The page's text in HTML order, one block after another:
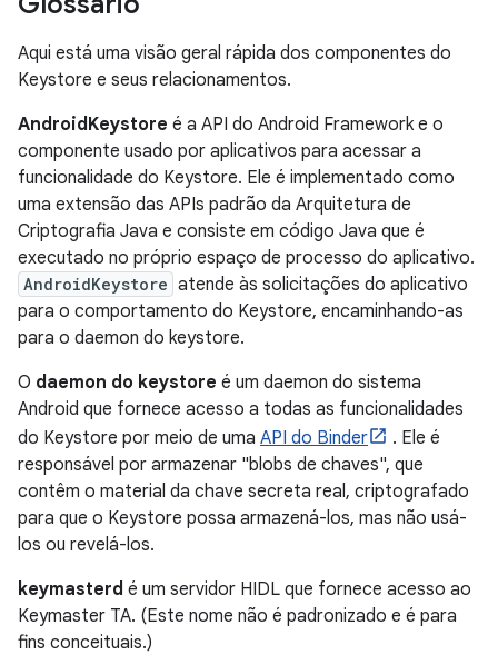
Aqui está uma visão geral rápida dos componentes do
Keystore e seus relacionamentos.
AndroidKeystore é a API do Android Framework e o
componente usado por aplicativos para acessar a
funcionalidade do Keystore. Ele é implementado como
uma extensão das APIs padrão da Arquitetura de
Criptografia Java e consiste em código Java que é
executado no próprio espaço de processo do aplicativo.
AndroidKeystore atende às solicitações do aplicativo
para o comportamento do Keystore, encaminhando-as
para o daemon do keystore.
O daemon do keystore é um daemon do sistema
Android que fornece acesso a todas as funcionalidades
do Keystore por meio de uma API do Binder
. Ele é
responsável por armazenar "blobs de chaves", que
contêm o material da chave secreta real, criptografado
para que o Keystore possa armazená-los, mas não usá-
los ou revelá-los.
keymasterd é um servidor HIDL que fornece acesso ao
Keymaster TA. (Este nome não é padronizado e é para
fins conceituais.)